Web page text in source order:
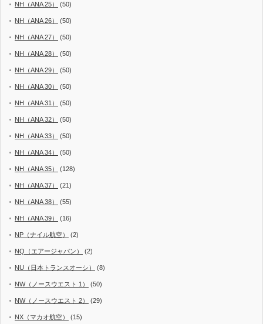
NH（ANA 25） (50)
NH（ANA 26） (50)
NH（ANA 27） (50)
NH（ANA 28） (50)
NH（ANA 29） (50)
NH（ANA 30） (50)
NH（ANA 31） (50)
NH（ANA 32） (50)
NH（ANA 33） (50)
NH（ANA 34） (50)
NH（ANA 35） (128)
NH（ANA 37） (21)
NH（ANA 38） (55)
NH（ANA 39） (16)
NP（ナイル航空） (2)
NQ（エアージャパン） (2)
NU（日本トランスオーシ） (8)
NW（ノースウエスト 1） (50)
NW（ノースウエスト 2） (29)
NX（マカオ航空） (15)